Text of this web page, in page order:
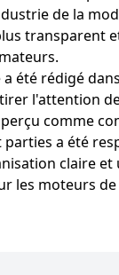
de la
transparent
été rédigé
l'attention
comme
a été
claire et
les moteurs